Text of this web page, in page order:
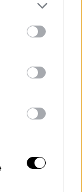
more Google
may click to
tags to
below Google
στον
που